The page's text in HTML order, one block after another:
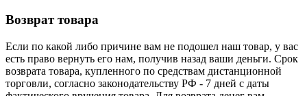
Возврат товара
Если по какой либо причине вам не подошел наш товар, у вас
есть право вернуть его нам, получив назад ваши деньги. Срок
возврата товара, купленного по средствам дистанционной
торговли, согласно законодательству РФ - 7 дней с даты